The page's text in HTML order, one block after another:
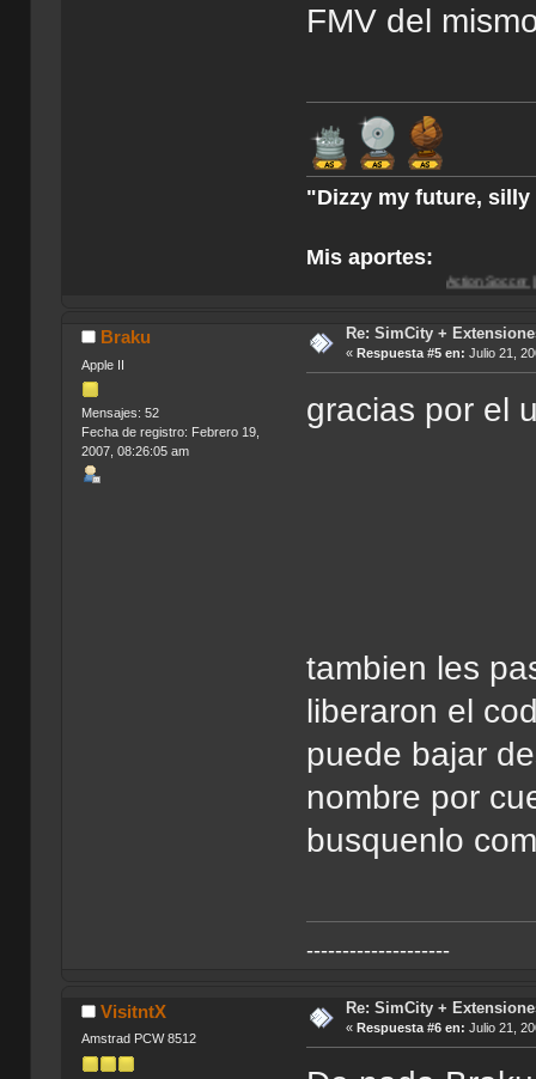
FMV del
"Dizzy my future, silly
Mis aportes:
Action Soccer [Imagen CD]-
Braku
Apple II
Mensajes: 52
Fecha de registro: Febrero 19,
2007, 08:26:05 am
Re: SimCity +
« Respuesta #5 en: Julio 21,
gracias por el
tambien les
liberaron el
puede bajar
nombre por
busquenlo
--------------------
VisitntX
Amstrad PCW 8512
Re: SimCity +
« Respuesta #6 en: Julio 21,